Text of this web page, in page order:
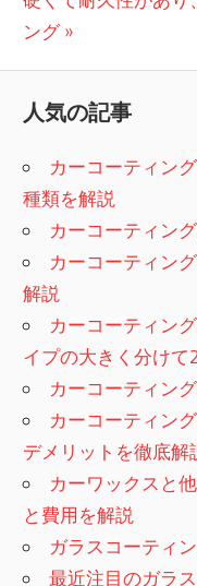
稿
ナ
ビ
ゲ
ー
シ
ョ
ン
記
の
ング
人気の記事
カーコーティン
種類を解説
カーコーティン
カーコーティン
解説
カーコーティン
イプの大きく分けて
カーコーティン
カーコーティン
デメリットを徹底解
カーワックスと
と費用を解説
ガラスコーティ
最近注目のガラ